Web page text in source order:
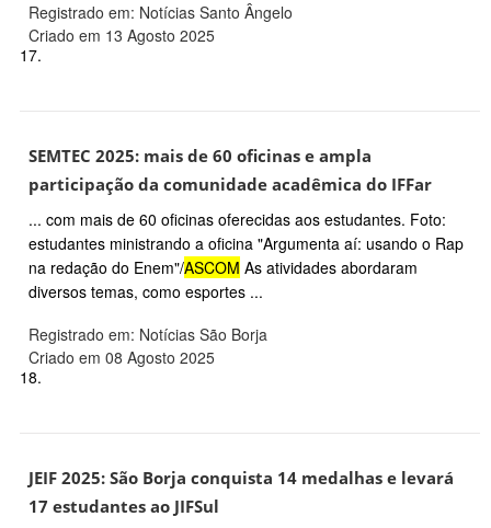
Registrado em: Notícias Santo Ângelo
Criado em 13 Agosto 2025
17.
SEMTEC 2025: mais de 60 oficinas e ampla
participação da comunidade acadêmica do IFFar
... com mais de 60 oficinas oferecidas aos estudantes. Foto:
estudantes ministrando a oficina "Argumenta aí: usando o Rap
na redação do Enem"/ASCOM As atividades abordaram
diversos temas, como esportes ...
Registrado em: Notícias São Borja
Criado em 08 Agosto 2025
18.
JEIF 2025: São Borja conquista 14 medalhas e levará
17 estudantes ao JIFSul